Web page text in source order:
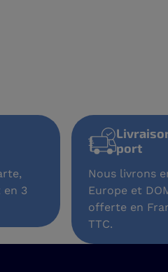
en 3
port
Nous livrons
Europe et
offerte en
TTC.